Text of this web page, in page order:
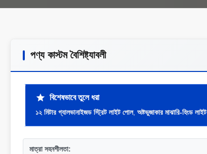
পণ্য কাস্টম বৈশিষ্ট্যাবলী
বিশেষভাবে তুলে ধরা
১২ মিটার গ্যালভানাইজড স্ট্রিট লাইট পোল, অষ্টভুজাকার মাঝারি-হিংড
মাত্রা সহনশীলতা: